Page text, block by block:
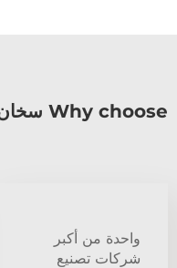
Why choose سخان JP سخان ديزل بلوتوث?
واحدة من أكبر
شركات تصنيع